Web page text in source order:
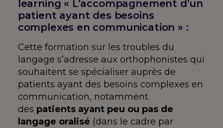
learning « L’accompagnement d’un
patient ayant des besoins
complexes en communication » :
Cette formation sur les troubles du
langage s’adresse aux orthophonistes qui
souhaitent se spécialiser auprès de
patients ayant des besoins complexes en
communication, notamment
des patients ayant peu ou pas de
langage oralisé (dans le cadre par